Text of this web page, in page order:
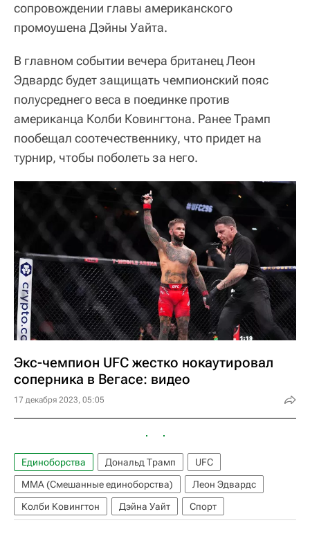
сопровождении главы американского
промоушена Дэйны Уайта.
В главном событии вечера британец Леон
Эдвардс будет защищать чемпионский пояс
полусреднего веса в поединке против
американца Колби Ковингтона. Ранее Трамп
пообещал соотечественнику, что придет на
турнир, чтобы поболеть за него.
Экс-чемпион UFC жестко нокаутировал
соперника в Вегасе: видео
17 декабря 2023, 05:05
Единоборства Дональд Трамп
UFC
ММА (Смешанные единоборства)
Леон Эдвардс
Колби Ковингтон
Дэйна Уайт Спорт